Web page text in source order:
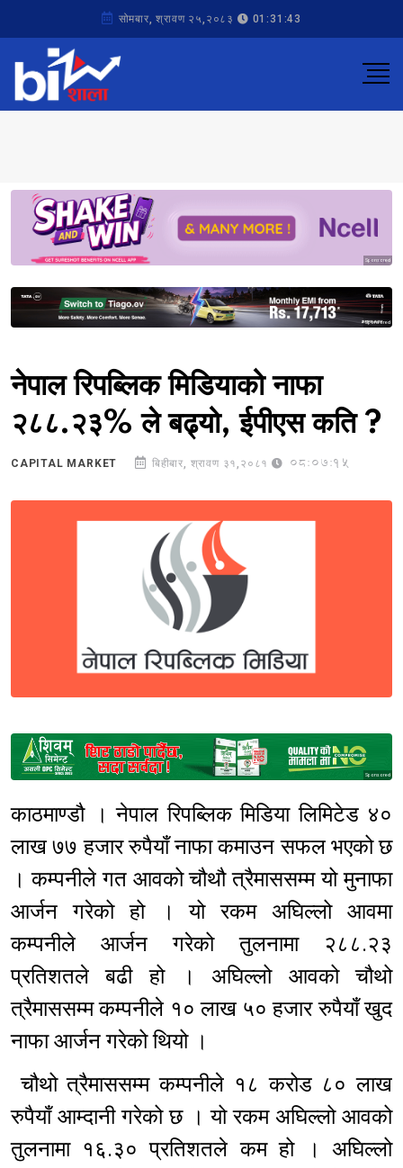
सोमबार, श्रावण २५,२०८३ 01:31:43
Sponsored
Sponsored
नेपाल रिपब्लिक मिडियाको नाफा
२८८.२३% ले बढ्यो, ईपीएस कति ?
CAPITAL MARKET बिहीबार, श्रावण ३१,२०८१ 08:07:15
Sponsored
काठमाण्डौ । नेपाल रिपब्लिक मिडिया लिमिटेड ४०
लाख ७७ हजार रुपैयाँ नाफा कमाउन सफल भएको छ
। कम्पनीले गत आवको चौथौ त्रैमाससम्म यो मुनाफा
आर्जन गरेको हो । यो रकम अघिल्लो आवमा
कम्पनीले आर्जन गरेको तुलनामा २८८.२३
प्रतिशतले बढी हो । अघिल्लो आवको चौथो
त्रैमाससम्म कम्पनीले १० लाख ५० हजार रुपैयाँ खुद
नाफा आर्जन गरेको थियो ।
चौथो त्रैमाससम्म कम्पनीले १८ करोड ८० लाख
रुपैयाँ आम्दानी गरेको छ । यो रकम अघिल्लो आवको
तुलनामा १६.३० प्रतिशतले कम हो । अघिल्लो